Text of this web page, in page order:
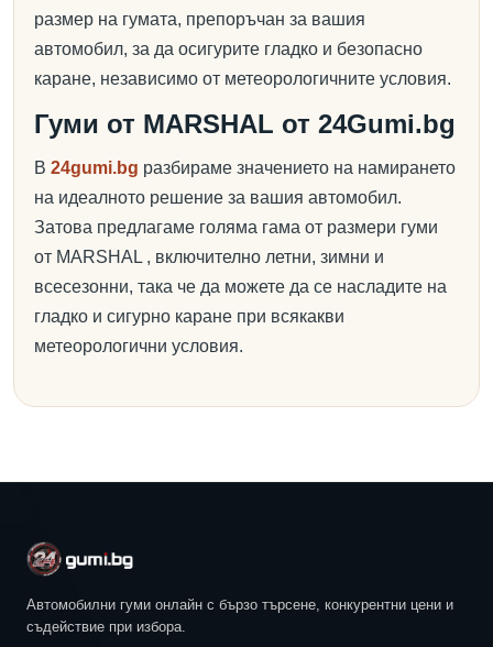
размер на гумата, препоръчан за вашия
автомобил, за да осигурите гладко и безопасно
каране, независимо от метеорологичните условия.
Гуми от MARSHAL от 24Gumi.bg
В 24gumi.bg разбираме значението на намирането
на идеалното решение за вашия автомобил.
Затова предлагаме голяма гама от размери гуми
от MARSHAL , включително летни, зимни и
всесезонни, така че да можете да се насладите на
гладко и сигурно каране при всякакви
метеорологични условия.
Автомобилни гуми онлайн с бързо търсене, конкурентни цени и
съдействие при избора.